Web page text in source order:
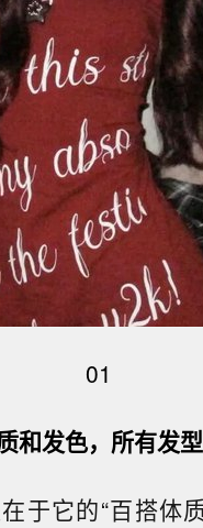
01
和发色，所有发
于它的“百搭